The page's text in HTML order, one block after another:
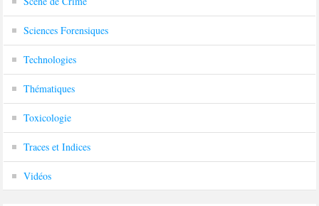
Sciences Forensiques
Technologies
Thématiques
Toxicologie
Traces et Indices
Vidéos